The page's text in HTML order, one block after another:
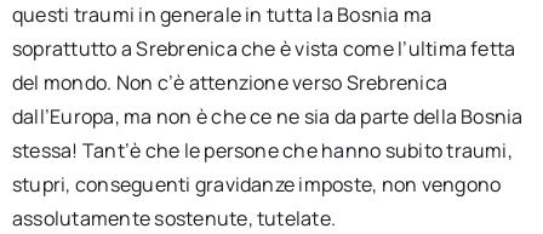
questi traumi in generale in tutta la Bosnia ma
soprattutto a Srebrenica che è vista come l’ultima fetta
del mondo. Non c’è attenzione verso Srebrenica
dall’Europa, ma non è che ce ne sia da parte della Bosnia
stessa! Tant’è che le persone che hanno subito traumi,
stupri, conseguenti gravidanze imposte, non vengono
assolutamente sostenute, tutelate.